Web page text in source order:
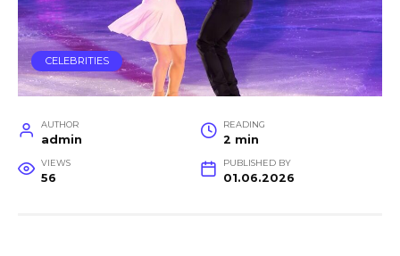
CELEBRITIES
AUTHOR
admin
READING
2 min
VIEWS
56
PUBLISHED BY
01.06.2026